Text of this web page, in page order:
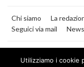
Chi siamo La
Seguici via mail
Utilizziamo i cookie